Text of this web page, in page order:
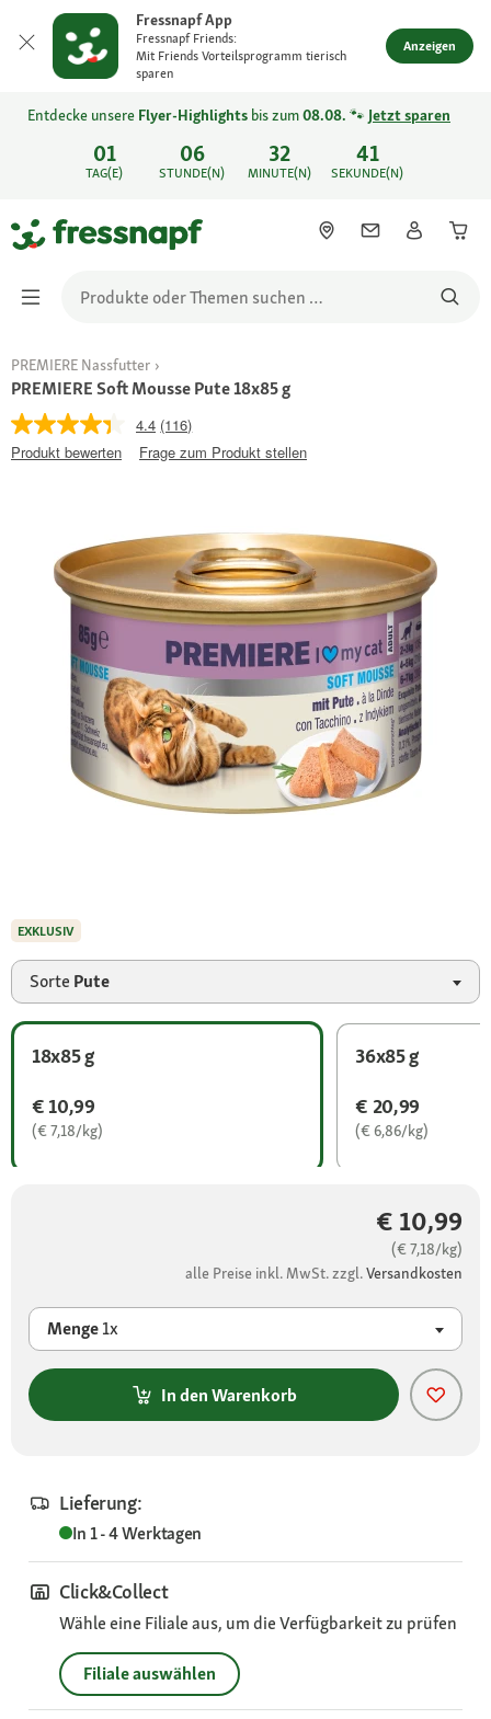
Fressnapf App
Fressnapf Friends:
Mit Friends Vorteilsprogramm tierisch
sparen
Anzeigen
01
TAG(E)
06
STUNDE(N)
32
MINUTE(N)
41
SEKUNDE(N)
Entdecke unsere Flyer-Highlights bis zum08.08. 🐾 Jetzt sparen
PREMIERE Nassfutter
PREMIERE Soft Mousse Pute 18x85 g
4.4 (116)
Produkt bewerten
Frage zum Produkt stellen
Sorte Pute
18x85 g
€ 10,99
(€ 7,18/kg)
36x85 g
€ 20,99
(€ 6,86/kg)
€ 10,99
(€ 7,18/kg)
alle Preise inkl. MwSt. zzgl.Versandkosten
Menge1x
In den Warenkorb
Lieferung:
In 1 - 4 Werktagen
Click&Collect
Wähle eine Filiale aus, um die Verfügbarkeit zu prüfen
Filiale auswählen
EXKLUSIV